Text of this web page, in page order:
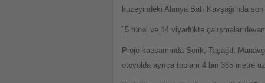
kuzeyindeki Alanya Batı Kavşağı'nda
"5 tünel ve 14 viyadükte çalışmalar
Proje kapsamında Serik, Taşağıl,
otoyolda ayrıca toplam 4 bin 365 metre